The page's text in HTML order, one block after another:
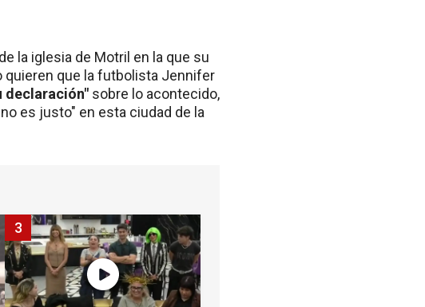
la iglesia de Motril en la que su
quieren que la futbolista Jennifer
declaración" sobre lo acontecido,
es justo" en esta ciudad de la
3